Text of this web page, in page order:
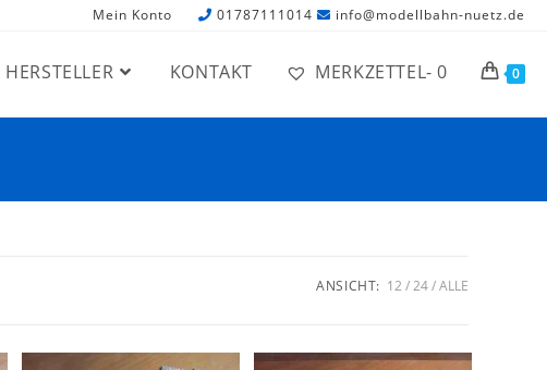
Mein Konto 01787111014 info@modellbahn-nuetz.de
HERSTELLER KONTAKT MERKZETTEL- 0 0
ANSICHT: 12 24 ALLE